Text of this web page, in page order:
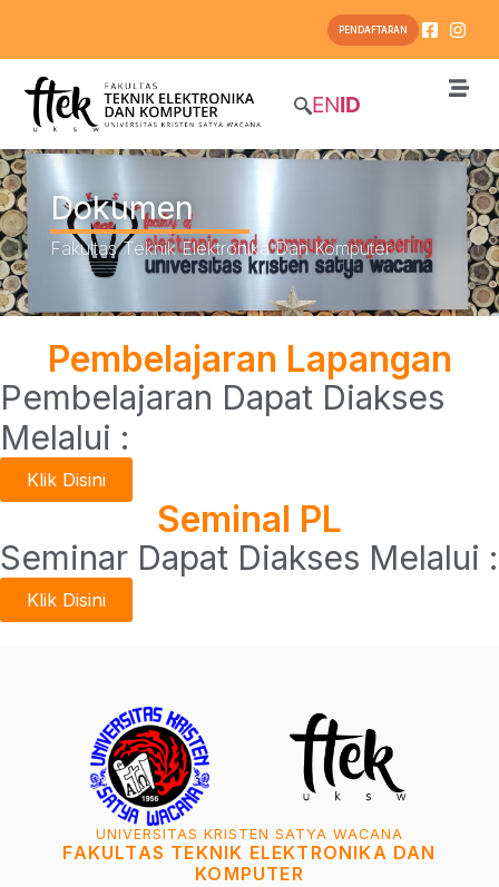
PENDAFTARAN
ENID
Dokumen
Fakultas Teknik Elektronika Dan Komputer
Pembelajaran Lapangan
Pembelajaran Dapat Diakses
Melalui :
Klik Disini
Seminal PL
Seminar Dapat Diakses Melalui :
Klik Disini
UNIVERSITAS KRISTEN SATYA WACANA
FAKULTAS TEKNIK ELEKTRONIKA DAN
KOMPUTER